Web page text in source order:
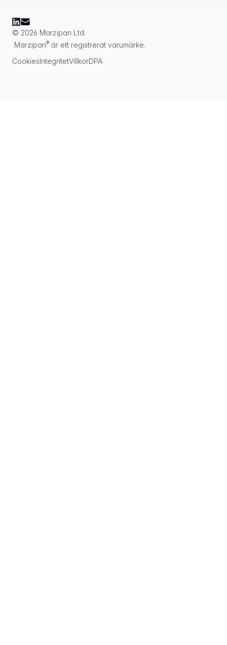
© 2026 Marzipan Ltd.
Marzipan® är ett registrerat varumärke.
CookiesIntegritetVillkorDPA